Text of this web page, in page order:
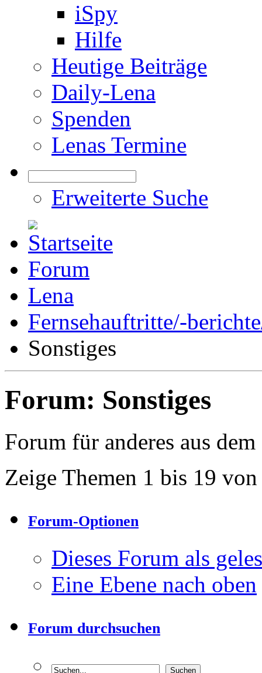
iSpy
Hilfe
Heutige Beiträge
Daily-Lena
Spenden
Lenas Termine
Erweiterte Suche
Forum
Lena
Fernsehauftritte/-
Sonstiges
Forum: Sonstiges
Forum für anderes aus
Zeige Themen 1 bis 19
Forum-Optionen
Dieses Forum als
Eine Ebene nach oben
Forum durchsuchen